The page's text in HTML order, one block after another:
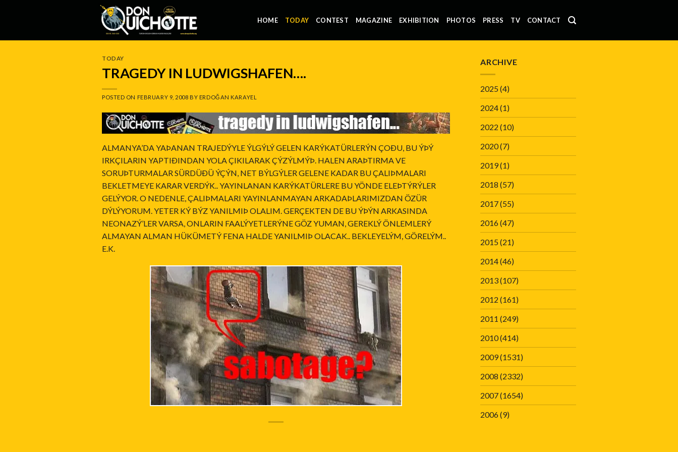
HOME TODAY CONTEST MAGAZINE EXHIBITION PHOTOS PRESS TV CONTACT
TODAY
TRAGEDY IN LUDWIGSHAFEN….
POSTED ON FEBRUARY 9, 2008 BY ERDOĞAN KARAYEL
ALMANYA’DA YAÞANAN TRAJEDÝYLE ÝLGÝLÝ GELEN KARÝKATÜRLERÝN ÇOÐU, BU ÝÞÝ
IRKÇILARIN YAPTIÐINDAN YOLA ÇIKILARAK ÇÝZÝLMÝÞ. HALEN ARAÞTIRMA VE
SORUÞTURMALAR SÜRDÜÐÜ ÝÇÝN, NET BÝLGÝLER GELENE KADAR BU ÇALIÞMALARI
BEKLETMEYE KARAR VERDÝK.. YAYINLANAN KARÝKATÜRLERE BU YÖNDE ELEÞTÝRÝLER
GELÝYOR. O NEDENLE, ÇALIÞMALARI YAYINLANMAYAN ARKADAÞLARIMIZDAN ÖZÜR
DÝLÝYORUM. YETER KÝ BÝZ YANILMIÞ OLALIM. GERÇEKTEN DE BU ÝÞÝN ARKASINDA
NEONAZÝ’LER VARSA, ONLARIN FAALÝYETLERÝNE GÖZ YUMAN, GEREKLÝ ÖNLEMLERÝ
ALMAYAN ALMAN HÜKÜMETÝ FENA HALDE YANILMIÞ OLACAK.. BEKLEYELÝM, GÖRELÝM..
E.K.
ARCHIVE
2025(4)
2024(1)
2022 (10)
2020(7)
2019(1)
2018 (57)
2017(55)
2016(47)
2015(21)
2014(46)
2013(107)
2012 (161)
2011 (249)
2010(414)
2009(1531)
2008 (2332)
2007(1654)
2006(9)